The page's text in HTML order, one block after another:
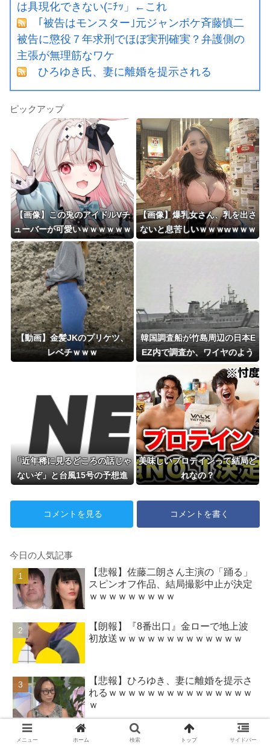
は具現化できない(ﾆﾁｯ」←これ
｢被告はモンスター｣元ジャンポケ斉藤慎二
被告に懲役７年求刑でほぼ実刑確実？弁護側の
主張が無理筋なワケ
ひろゆき氏、妻に離婚を提示される
ピックアップ
【画像】この兎のアイドルVチ
ューバーが可愛いｗｗｗｗｗｗ
ｗｗｗｗ
【画像】爆乳女さん、乳を出さ
ないと息苦しいｗｗｗwｗｗｗ
ｗｗｗｗｗ❤
【動画】金髪JKのプリケツ、
レベチｗｗｗ
韓国調査船が竹島周辺の日本E
EZ内で調査か、ワイヤのよう
なもの海中に投入…外務省が抗
議！
「近年稀に見るどころの話じゃ
ないぞ」と台風15号の予想進
ど……
美味しいプロテインって結局ど
れなの？
コメントを見る コメントを書く
今日の人気記事
【悲報】佐藤二朗さん主演の「踊る」
スピンオフ作品、結局撮影中止が決定
ｗｗｗｗｗｗｗｗｗ
【朗報】『8番出口』金ローで地上波
初放送ｗｗｗｗｗｗｗｗｗｗｗｗｗ
【悲報】ひろゆき、妻に離婚を提示さ
れるｗｗｗｗｗｗｗｗｗｗｗｗｗｗｗ
ｗ
【悲報】「外国人受け入れ反対」大幅
メニュー ホーム 検索 トップ サイドバー